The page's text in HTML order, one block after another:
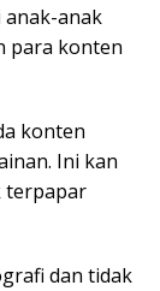
anak
para konten
konten
Ini kan
terpapar
dan tidak